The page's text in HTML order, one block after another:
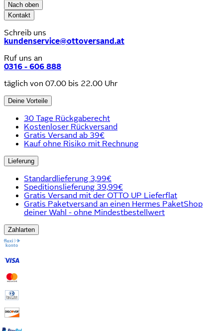
Nach oben
Kontakt
Schreib uns
kundenservice@ottoversand.at
Ruf uns an
0316 - 606 888
täglich von 07.00 bis 22.00 Uhr
Deine Vorteile
30 Tage Rückgaberecht
Kostenloser Rückversand
Gratis Versand ab 39€
Kauf ohne Risiko mit Rechnung
Lieferung
Standardlieferung 3,99€
Speditionslieferung 39,99€
Gratis Versand mit der OTTO UP Lieferflat
Gratis Paketversand an einen Hermes PaketShop
deiner Wahl - ohne Mindestbestellwert
Zahlarten